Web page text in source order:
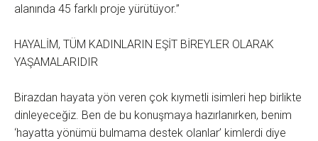
alanında 45 farklı proje yürütüyor.”
HAYALİM, TÜM KADINLARIN EŞİT BİREYLER OLARAK
YAŞAMALARIDIR
Birazdan hayata yön veren çok kıymetli isimleri hep birlikte
dinleyeceğiz. Ben de bu konuşmaya hazırlanırken, benim
‘hayatta yönümü bulmama destek olanlar’ kimlerdi diye